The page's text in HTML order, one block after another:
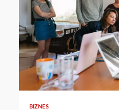
3 min read
BIZNES